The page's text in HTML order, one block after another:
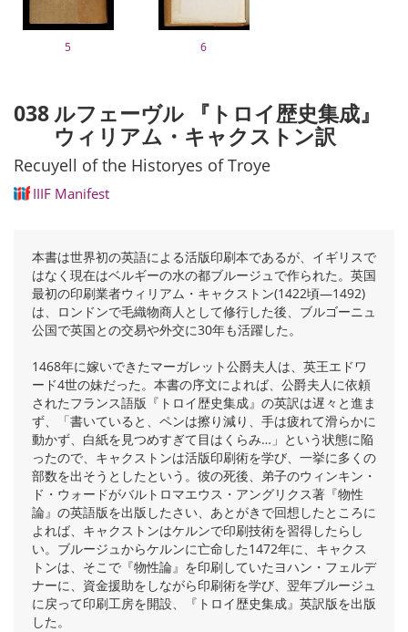
5 6
038ルフェーヴル 『トロイ歴史集成』
ウィリアム・キャクストン訳
Recuyell of the Historyes of Troye
IIIF Manifest
本書は世界初の英語による活版印刷本であるが、イギリスで
はなく現在はベルギーの水の都ブルージュで作られた。英国
最初の印刷業者ウィリアム・キャクストン(1422頃―1492)
は、ロンドンで毛織物商人として修行した後、ブルゴーニュ
公国で英国との交易や外交に30年も活躍した。
1468年に嫁いできたマーガレット公爵夫人は、英王エドワ
ード4世の妹だった。本書の序文によれば、公爵夫人に依頼
されたフランス語版『トロイ歴史集成』の英訳は遅々と進ま
ず、「書いていると、ペンは擦り減り、手は疲れて滑らかに
動かず、白紙を見つめすぎて目はくらみ…」という状態に陥
ったので、キャクストンは活版印刷術を学び、一挙に多くの
部数を出そうとしたという。彼の死後、弟子のウィンキン・
ド・ウォードがバルトロマエウス・アングリクス著『物性
論』の英語版を出版したさい、あとがきで回想したところに
よれば、キャクストンはケルンで印刷技術を習得したらし
い。ブルージュからケルンに亡命した1472年に、キャクス
トンは、そこで『物性論』を印刷していたヨハン・フェルデ
ナーに、資金援助をしながら印刷術を学び、翌年ブルージュ
に戻って印刷工房を開設、『トロイ歴史集成』英訳版を出版
した。